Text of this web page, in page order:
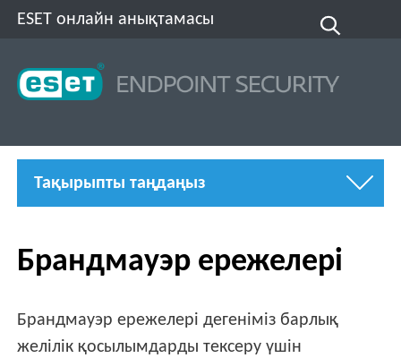
ESET онлайн анықтамасы
Тақырыпты таңдаңыз
Брандмауэр ережелері
Брандмауэр ережелері дегеніміз барлық
желілік қосылымдарды тексеру үшін